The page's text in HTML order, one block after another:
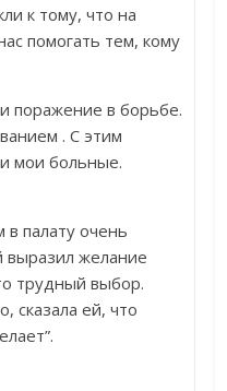
к тому, что на
помогать тем, кому
поражение в борьбе.
. С этим
мои больные.
в палату очень
выразил желание
трудный выбор.
сказала ей, что